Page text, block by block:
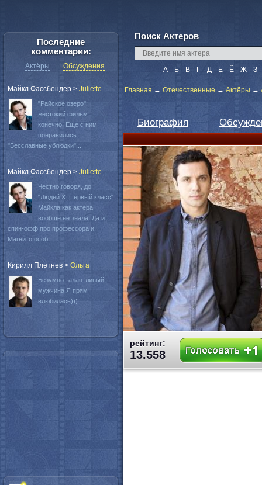
Поиск Актеров
А Б В Г Д Е Ё Ж З
Главная → Отечественные → Актёры →
Биография
рейтинг:
13.558
Последние
комментарии:
Актёры Обсуждения
Майкл Фассбендер > Juliette
"Райское озеро"
жестокий фильм
конечно. Еще с ним
понравились
"Бесславные ублюдки"...
Майкл Фассбендер > Juliette
Честно говоря, до
"Людей Х: Первый класс"
Майкла как актера
вообще не знала. Да и
спин-офф про профессора и
Магнито особ...
Кирилл Плетнев > Oльга
Безумно талантливый
мужчина.Я прям
влюбилась)))